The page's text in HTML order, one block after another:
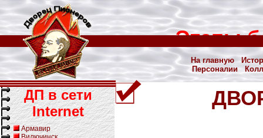
Этапы
На главную
Персоналии
ДП в сети
Internet
Армавир